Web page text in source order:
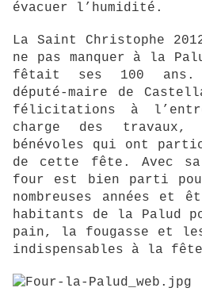
évacuer l’humidité.
La Saint Christophe
ne pas manquer à la
fêtait ses 100 ans.
député-maire de
félicitations à
charge des
bénévoles qui ont
de cette fête. Avec
four est bien parti
nombreuses années et
habitants de la Palud
pain, la fougasse et
indispensables à la